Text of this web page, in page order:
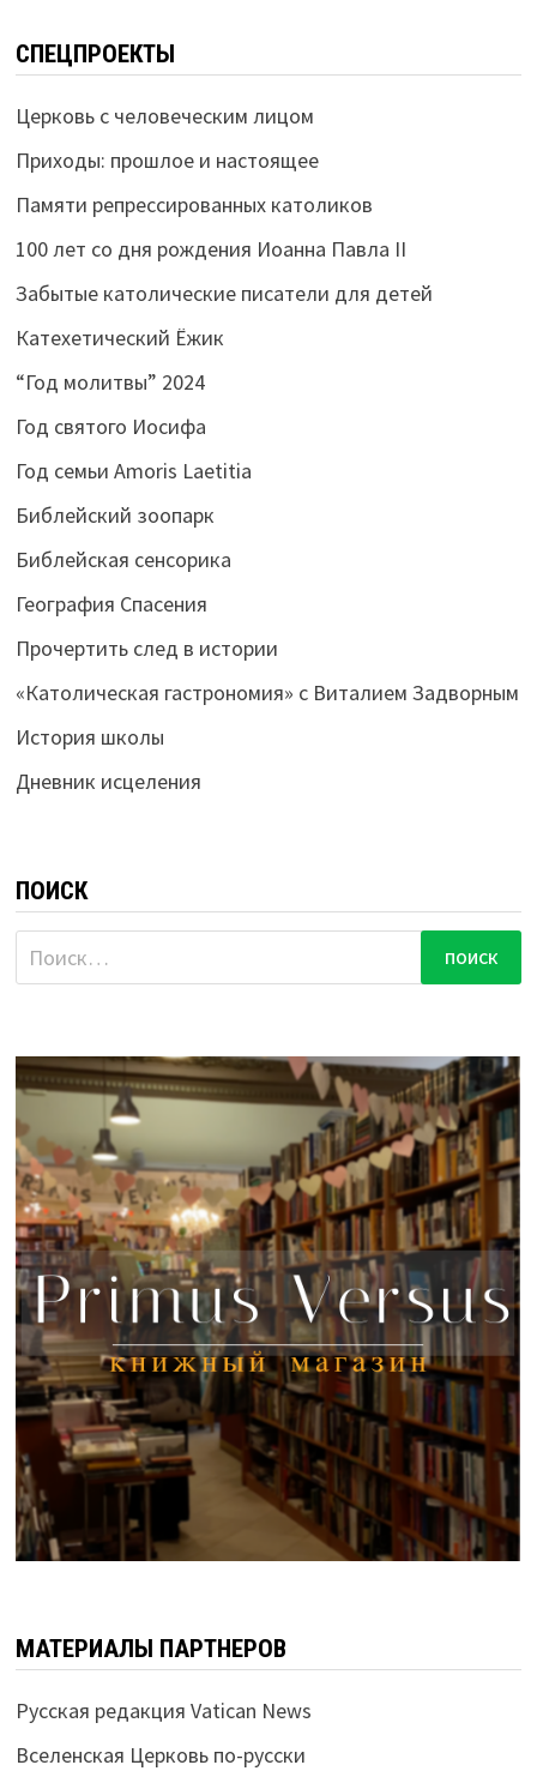
СПЕЦПРОЕКТЫ
Церковь с человеческим лицом
Приходы: прошлое и настоящее
Памяти репрессированных католиков
100 лет со дня рождения Иоанна Павла II
Забытые католические писатели для детей
Катехетический Ёжик
“Год молитвы” 2024
Год святого Иосифа
Год семьи Amoris Laetitia
Библейский зоопарк
Библейская сенсорика
География Спасения
Прочертить след в истории
«Католическая гастрономия» с Виталием Задворным
История школы
Дневник исцеления
ПОИСК
Найти:
МАТЕРИАЛЫ ПАРТНЕРОВ
Русская редакция Vatican News
Вселенская Церковь по-русски